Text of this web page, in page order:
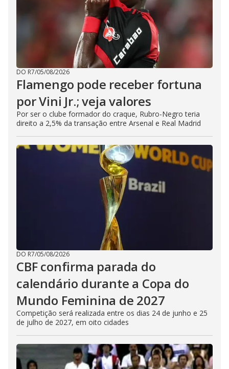
DO R7/05/08/2026
Flamengo pode receber fortuna
por Vini Jr.; veja valores
Por ser o clube formador do craque, Rubro-Negro teria
direito a 2,5% da transação entre Arsenal e Real Madrid
DO R7/05/08/2026
CBF confirma parada do
calendário durante a Copa do
Mundo Feminina de 2027
Competição será realizada entre os dias 24 de junho e 25
de julho de 2027, em oito cidades